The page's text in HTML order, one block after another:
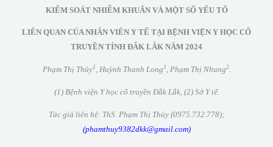
KIỂM SOÁT NHIỄM KHUẨN VÀ MỘT SỐ YẾU TỐ
LIÊN QUAN CỦA NHÂN VIÊN Y TẾ TẠI BỆNH VIỆN Y HỌC CỔ
TRUYỀN TỈNH ĐẮK LẮK NĂM 2024
Phạm Thị Thủy1, Huỳnh Thanh Long1, Phạm Thị Nhung2.
(1) Bệnh viện Y học cổ truyền Đắk Lắk, (2) Sở Y tế.
Tác giả liên hệ: ThS. Phạm Thị Thủy (0975.732.778);
(phamthuy9382dkk@gmail.com)